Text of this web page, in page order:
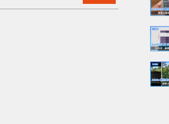
局拒絕請求國際援助以解救